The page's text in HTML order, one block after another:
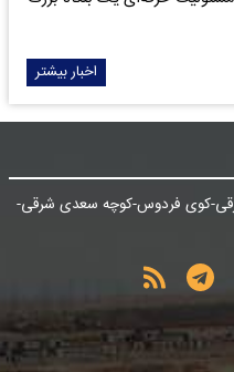
اخبار بیشتر
شرقی-کوی فردوس-کوچه سعدی شرقی-